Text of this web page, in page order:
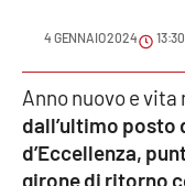
VIDEO
4 GENNAIO 2024 13:30
Anno nuovo e vita
dall’ultimo
d’Eccellenza,
girone di ritorno